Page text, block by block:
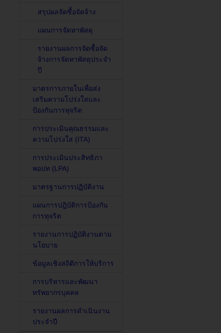
สรุปผลจัดซื้อจัดจ้าง
แผนการจัดหาพัสดุ
รายงานผลการจัดซื้อจัด
จ้างการจัดหาพัสดุประจำ
ปี
มาตรการภายในเพื่อส่ง
เสริมความโปร่งใสและ
ป้องกันการทุจริต
การประเมินคุณธรรมและ
ความโปร่งใส (ITA)
การประเมินประสิทธิภา
พอปท (LPA)
มาตรฐานการปฏิบัติงาน
แผนการปฎิบัติการป้องกัน
การทุจริต
รายงานการปฏิบัติงานตาม
นโยบาย
ข้อมูลเชิงสถิติการให้บริการ
การบริหารและพัฒนา
ทรัพยากรบุคคล
รายงานผลการดำเนินงาน
ประจำปี